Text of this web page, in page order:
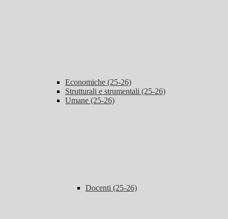
Economiche (25-26)
Strutturali e strumentali (25-26)
Umane (25-26)
Docenti (25-26)